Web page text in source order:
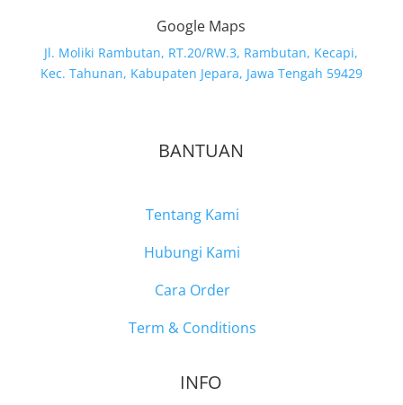
Google Maps
Jl. Moliki Rambutan, RT.20/RW.3, Rambutan, Kecapi,
Kec. Tahunan, Kabupaten Jepara, Jawa Tengah 59429
BANTUAN
Tentang Kami
Hubungi Kami
Cara Order
Term & Conditions
INFO